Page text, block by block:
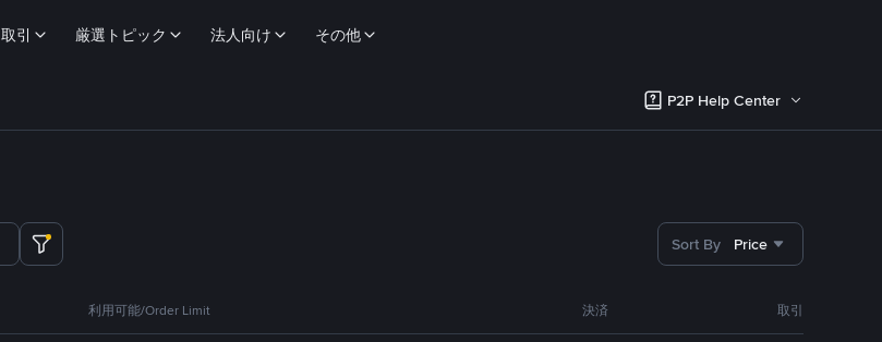
取引 厳選トピック 法人向け その他
P2P Help Center
Sort By Price
利用可能/Order Limit 決済 取引